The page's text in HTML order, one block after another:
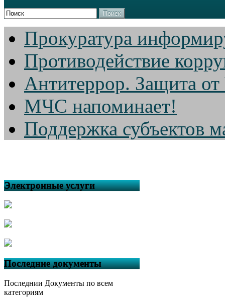
Поиск
Прокуратура
Противодействие
Антитеррор. Защита
МЧС напоминает!
Поддержка субъектов
Электронные услуги
Последние документы
Последнии Документы по всем
категориям